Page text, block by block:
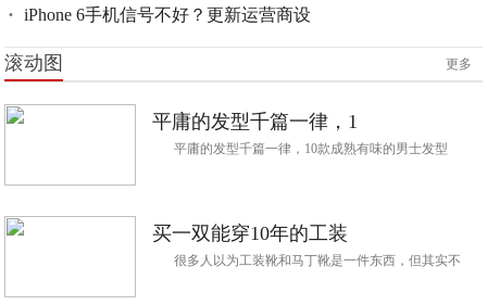
iPhone 6手机信号不好？更新运营商设
滚动图 更多
平庸的发型千篇一律，1
平庸的发型千篇一律，10款成熟有味的男士发型
买一双能穿10年的工装
很多人以为工装靴和马丁靴是一件东西，但其实不